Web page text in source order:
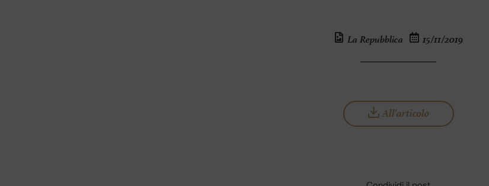
La Repubblica 15/11/2019
All'articolo